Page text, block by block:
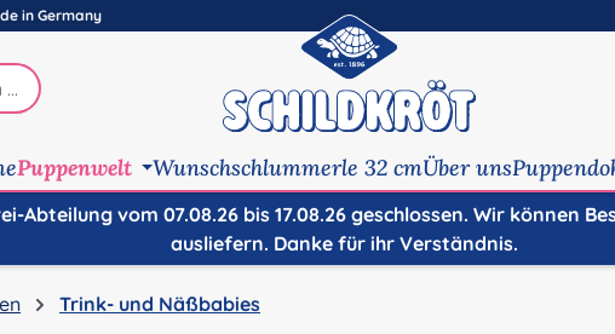
in Germany
Puppenwelt Wunschschlummerle 32 cmÜber uns
Abteilung vom 07.08.26 bis 17.08.26 geschlossen. Wir können
ausliefern. Danke für ihr Verständnis.
Trink- und Näßbabies